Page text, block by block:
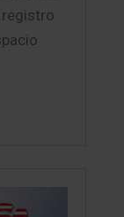
registro